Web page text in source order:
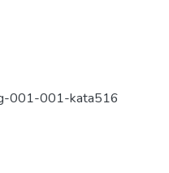
001-001-kata516